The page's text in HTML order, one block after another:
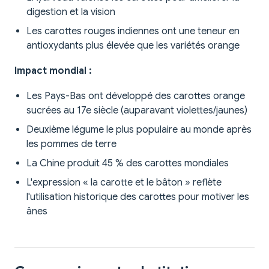
digestion et la vision
Les carottes rouges indiennes ont une teneur en
antioxydants plus élevée que les variétés orange
Impact mondial :
Les Pays-Bas ont développé des carottes orange
sucrées au 17e siècle (auparavant violettes/jaunes)
Deuxième légume le plus populaire au monde après
les pommes de terre
La Chine produit 45 % des carottes mondiales
L'expression « la carotte et le bâton » reflète
l'utilisation historique des carottes pour motiver les
ânes